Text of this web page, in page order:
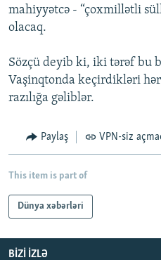
İZ - MƏDƏNIYYƏT PROQRAMI
MATERIALLARIMIZDAN ISTIFADƏ
AZADLIQRADIOSU MOBIL
BIZIMLƏ ƏLAQƏ
XƏBƏR BÜLLETENLƏRIMIZ
RFE/RL-in bütün saytları
mahiyyətcə - “çoxmillətli
olacaq.
Sözçü deyib ki, iki tərəf bu
Vaşinqtonda keçirdikləri
razılığa gəliblər.
Paylaş VPN-siz
This item is part of
Dünya xəbərləri
BIZI IZLƏ